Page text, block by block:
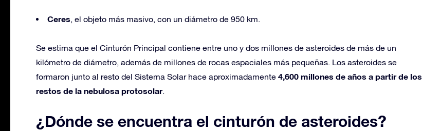
Ceres, el objeto más masivo, con un diámetro de 950 km.
Se estima que el Cinturón Principal contiene entre uno y dos millones de asteroides de más de un
kilómetro de diámetro, además de millones de rocas espaciales más pequeñas. Los asteroides se
formaron junto al resto del Sistema Solar hace aproximadamente 4,600 millones de años a partir de los
restos de la nebulosa protosolar.
¿Dónde se encuentra el cinturón de asteroides?